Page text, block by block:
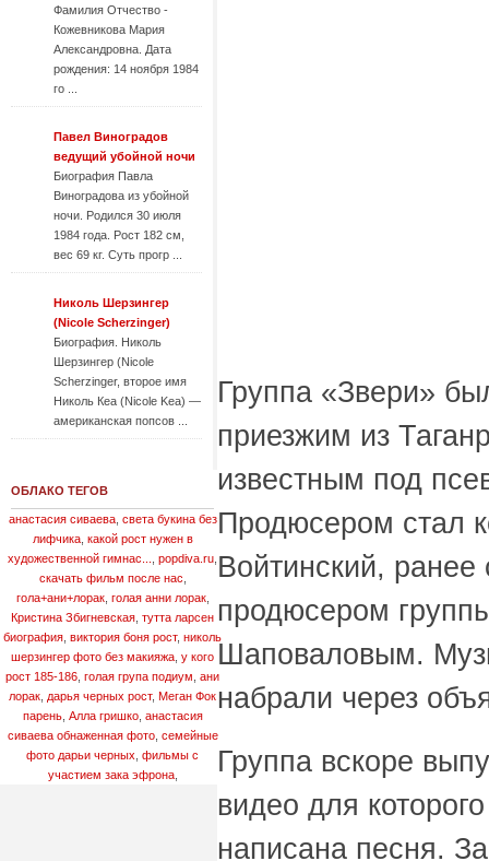
Фамилия Отчество -
Кожевникова Мария
Александровна. Дата
рождения: 14 ноября 1984
го ...
Павел Виноградов
ведущий убойной ночи
Биография Павла
Виноградова из убойной
ночи. Родился 30 июля
1984 года. Рост 182 см,
вес 69 кг. Суть прогр ...
Николь Шерзингер
(Nicole Scherzinger)
Биография. Николь
Шерзингер (Nicole
Scherzinger, второе имя
Николь Кеа (Nicole Kea) —
американская попсов ...
ОБЛАКО ТЕГОВ
анастасия сиваева, света букина без
лифчика, какой рост нужен в
художественной гимнас...
popdiva.ru
скачать фильм после нас
гола+ани+лорак, голая анни лорак,
Кристина Збигневская тутта ларсен
биография виктория боня рост, николь
шерзингер фото без макияжа у кого
рост 185-186 голая група подиум ани
лорак дарья черных рост, Меган Фок
парень, Алла гришко, анастасия
сиваева обнаженная фото, семейные
фото дарьи черных фильмы с
участием зака эфрона,
Группа «Звери»
приезжим из
известным под
Продюсером стал
Войтинский,
продюсером
Шаповаловым.
набрали через
Группа вскоре
видео для
написана песня.